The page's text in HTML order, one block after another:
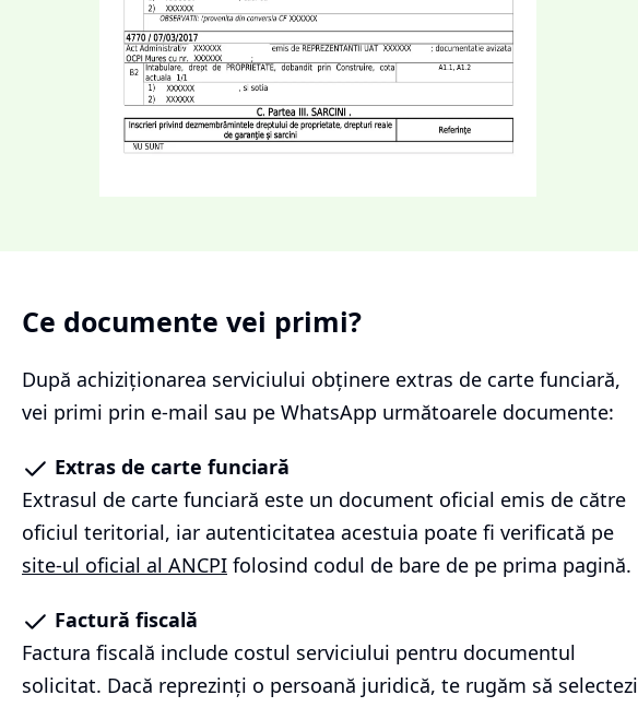
Ce documente vei primi?
După achiziționarea serviciului obținere extras de carte funciară,
vei primi prin e-mail sau pe WhatsApp următoarele documente:
Extras de carte funciară
Extrasul de carte funciară este un document oficial emis de către
oficiul teritorial, iar autenticitatea acestuia poate fi verificată pe
site-ul oficial al ANCPI folosind codul de bare de pe prima pagină.
Factură fiscală
Factura fiscală include costul serviciului pentru documentul
solicitat. Dacă reprezinți o persoană juridică, te rugăm să selectezi